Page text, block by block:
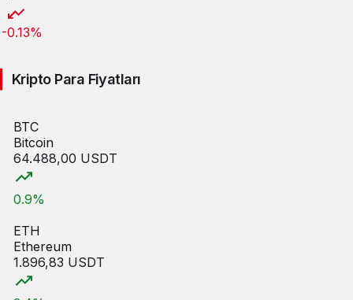
-0.13%
AUD/TRY
33,60 TL
0.04%
JPY/TRY
0,00 TL
CNY/TRY
0.06%
Kripto Para Fiyatları
BTC
Bitcoin
64.488,00 USDT
0.9%
ETH
Ethereum
1.896,83 USDT